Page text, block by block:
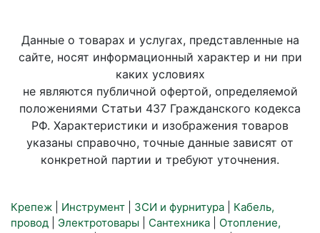
Данные о товарах и услугах, представленные на
сайте, носят информационный характер и ни при
каких условиях
не являются публичной офертой, определяемой
положениями Статьи 437 Гражданского кодекса
РФ. Характеристики и изображения товаров
указаны справочно, точные данные зависят от
конкретной партии и требуют уточнения.
Крепеж Инструмент ЗСИ и фурнитура
Кабель,
провод
Электротовары Сантехника
Отопление,